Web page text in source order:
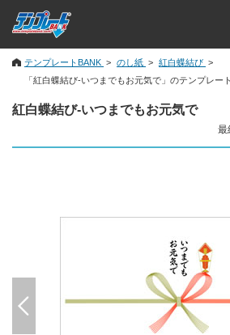
テンプレートBANK のし紙
紅白蝶結び
「紅白蝶結び-いつまでもお元気で」のテンプレー
紅白蝶結び-いつまでもお元気で
最